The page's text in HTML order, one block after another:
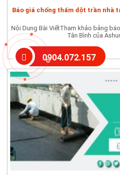
Báo giá chống thấm dột trần nhà
Nội Dung Bài ViếtTham khảo bảng
Tân Bình của
0904.072.157